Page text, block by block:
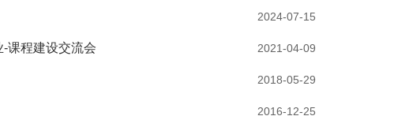
2024-07-15
课程建设交流会 2021-04-09
2018-05-29
2016-12-25